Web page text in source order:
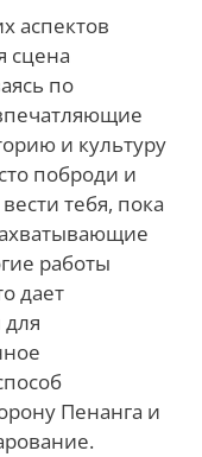
аспектов
сцена
по
и культуру
поброди и
тебя, пока
работы
дает
Пенанга и